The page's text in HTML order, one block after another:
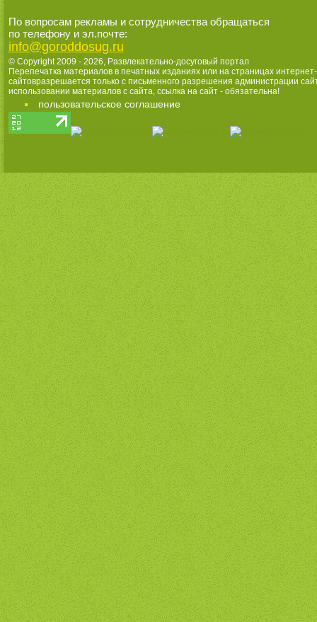
По вопросам рекламы и сотрудничества обращаться
по телефону и эл.почте:
info@goroddosug.ru
© Copyright 2009 - 2026, Развлекательно-досуговый портал
Перепечатка материалов в печатных изданиях или на страницах интернет-
сайтовразрешается только с письменного разрешения администрации
использовании материалов с сайта, ссылка на сайт - обязательна!
пользовательское соглашение